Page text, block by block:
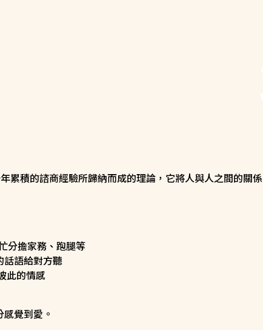
累積的諮商經驗所歸納而成的理論，它將人與人之間的關係
分擔家務、跑腿等
語給對方聽
此的情感
覺到愛。